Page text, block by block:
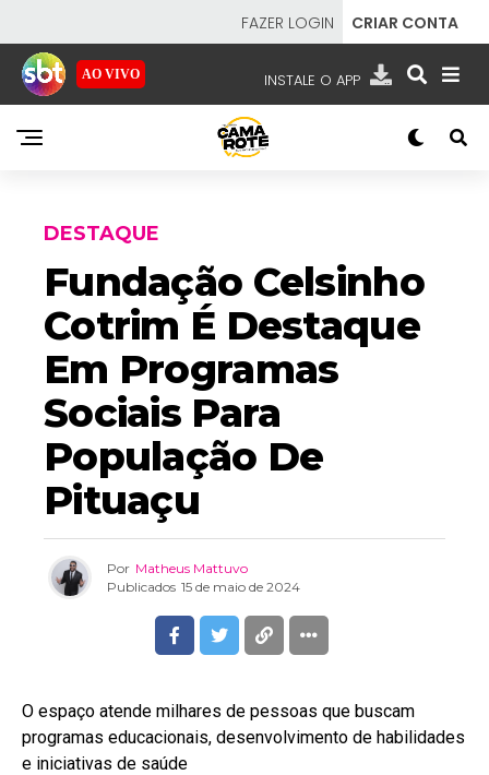
FAZER LOGIN CRIAR CONTA
AO VIVO INSTALE O APP
EMISSORAS
SBT- SISTEMA BRASILEIRO DE TELEVISÃO
DESTAQUE
Fundação Celsinho
Cotrim É Destaque
Em Programas
Sociais Para
População De
Pituaçu
Por Matheus Mattuvo
Publicados 15 de maio de 2024
O espaço atende milhares de pessoas que buscam
programas educacionais, desenvolvimento de habilidades
e iniciativas de saúde